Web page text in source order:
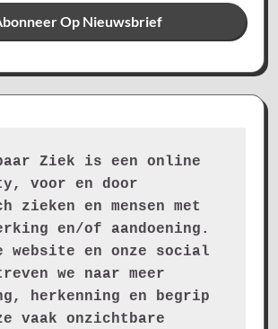
Ziek is een online
voor en door
zieken en mensen met
en/of aandoening.
website en onze social
we naar meer
herkenning en begrip
vaak onzichtbare